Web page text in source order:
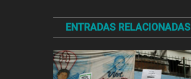
de
entradas
ENTRADAS RELACIONADAS